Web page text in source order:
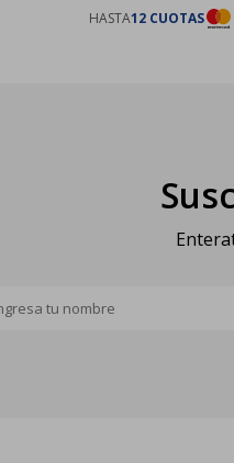
HASTA12 CUOTAS